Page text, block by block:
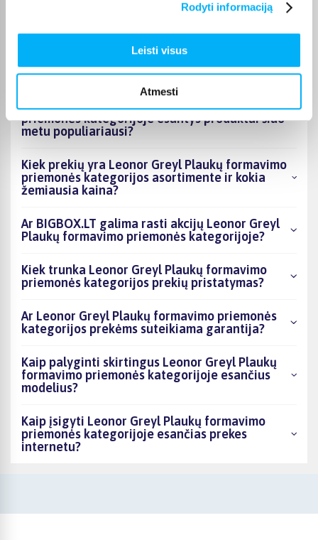
Rodyti informaciją
Leisti visus
Atmesti
DUK
Kokie Leonor Greyl Plaukų formavimo
priemonės kategorijoje esantys produktai šiuo
metu populiariausi?
Kiek prekių yra Leonor Greyl Plaukų formavimo
priemonės kategorijos asortimente ir kokia
žemiausia kaina?
Ar BIGBOX.LT galima rasti akcijų Leonor Greyl
Plaukų formavimo priemonės kategorijoje?
Kiek trunka Leonor Greyl Plaukų formavimo
priemonės kategorijos prekių pristatymas?
Ar Leonor Greyl Plaukų formavimo priemonės
kategorijos prekėms suteikiama garantija?
Kaip palyginti skirtingus Leonor Greyl Plaukų
formavimo priemonės kategorijoje esančius
modelius?
Kaip įsigyti Leonor Greyl Plaukų formavimo
priemonės kategorijoje esančias prekes
internetu?